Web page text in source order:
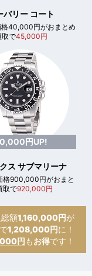
バリー コート
格40,000円がおまとめ
取で45,000円
円UP!
ス サブマリーナ
格900,000円がおまと
取で920,000円
額1,160,000円が
1,208,000円に！
円 もお得です！